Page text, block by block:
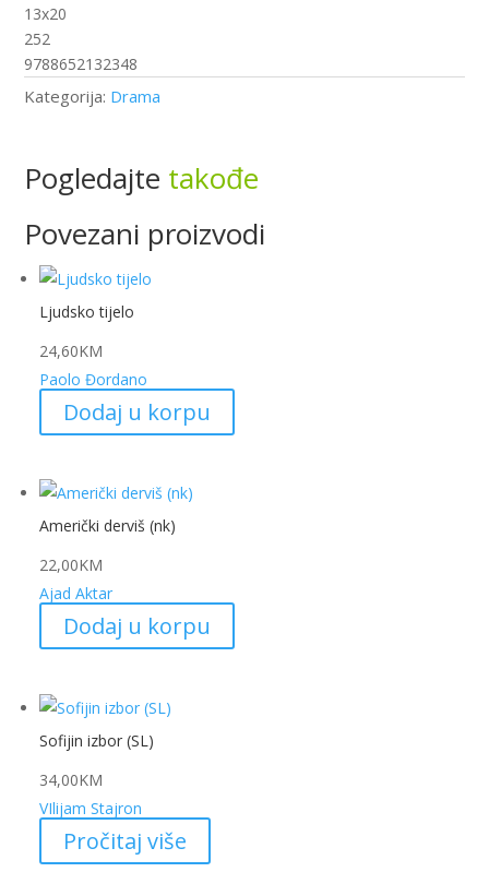
13x20
252
9788652132348
Kategorija: Drama
Pogledajte takođe
Povezani proizvodi
Ljudsko tijelo
24,60KM
Paolo Đordano
Dodaj u korpu
Američki derviš (nk)
22,00KM
Ajad Aktar
Dodaj u korpu
Sofijin izbor (SL)
34,00KM
VIlijam Stajron
Pročitaj više